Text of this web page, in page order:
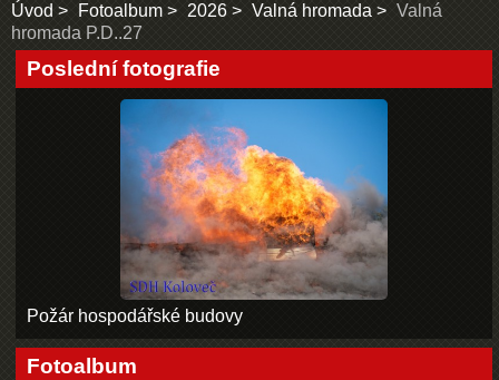
Úvod Fotoalbum 2026 Valná hromada
Valná
hromada P.D..27
Poslední fotografie
Požár hospodářské budovy
Fotoalbum